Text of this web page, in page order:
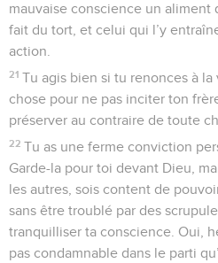
mauvaise conscience un aliment
fait du tort, et celui qui l’y
action.
21 Tu agis bien si tu renonces à
chose pour ne pas inciter ton
préserver au contraire de toute
22 Tu as une ferme conviction
Garde-la pour toi devant Dieu,
les autres, sois content de
sans être troublé par des
tranquilliser ta conscience. Oui,
pas condamnable dans le parti